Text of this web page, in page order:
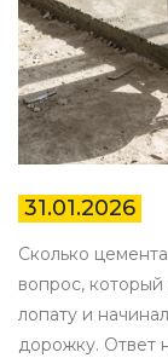
31.01.2026
Сколько
вопрос, который
лопату и
дорожку. Ответ